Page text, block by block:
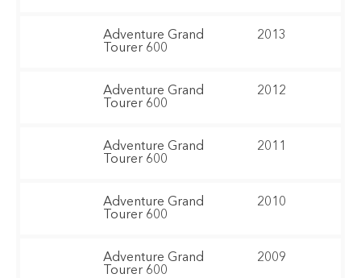
Adventure Grand
Tourer 600
2013
Adventure Grand
Tourer 600
2012
Adventure Grand
Tourer 600
2011
Adventure Grand
Tourer 600
2010
Adventure Grand
Tourer 600
2009